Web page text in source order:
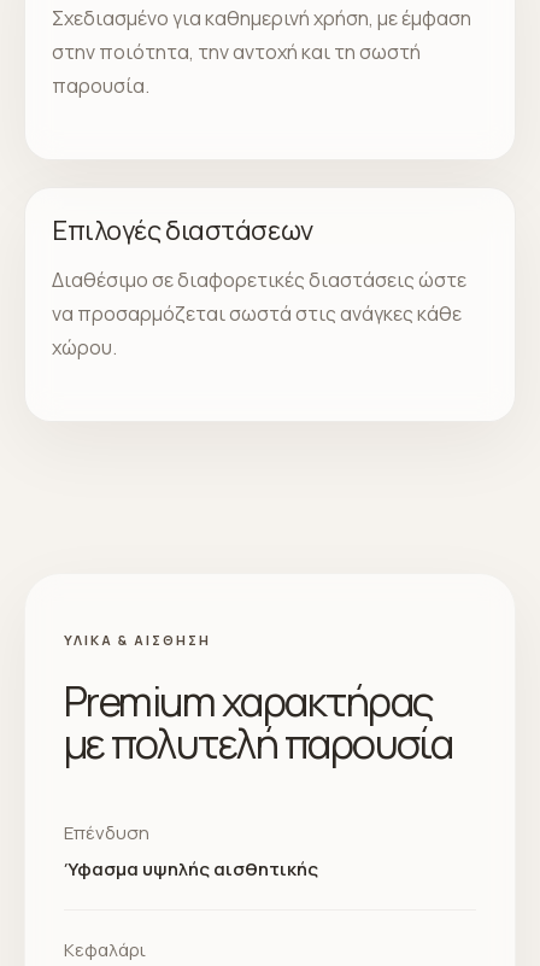
Σχεδιασμένο για καθημερινή χρήση, με έμφαση
στην ποιότητα, την αντοχή και τη σωστή
παρουσία.
Επιλογές διαστάσεων
Διαθέσιμο σε διαφορετικές διαστάσεις ώστε
να προσαρμόζεται σωστά στις ανάγκες κάθε
χώρου.
ΥΛΙΚΆ & ΑΊΣΘΗΣΗ
Premium χαρακτήρας
με πολυτελή παρουσία
Επένδυση
Ύφασμα υψηλής αισθητικής
Κεφαλάρι